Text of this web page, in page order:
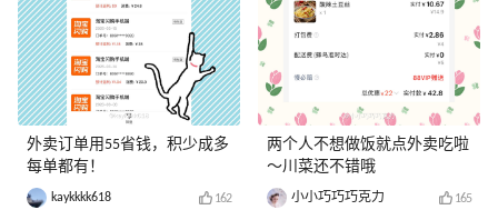
外卖订单用55省钱，积少成多
每单都有！
kaykkkk618 162
两个人不想做饭就点外卖吃啦
～川菜还不错哦
小小巧巧巧克力 165